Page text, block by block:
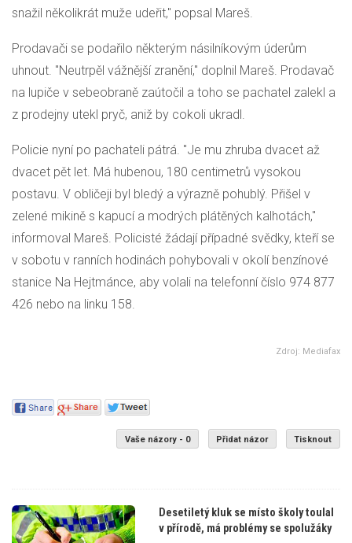
snažil několikrát muže udeřit," popsal Mareš.
Prodavači se podařilo některým násilníkovým úderům
uhnout. "Neutrpěl vážnější zranění," doplnil Mareš. Prodavač
na lupiče v sebeobraně zaútočil a toho se pachatel zalekl a
z prodejny utekl pryč, aniž by cokoli ukradl.
Policie nyní po pachateli pátrá. "Je mu zhruba dvacet až
dvacet pět let. Má hubenou, 180 centimetrů vysokou
postavu. V obličeji byl bledý a výrazně pohublý. Přišel v
zelené mikině s kapucí a modrých plátěných kalhotách,"
informoval Mareš. Policisté žádají případné svědky, kteří se
v sobotu v ranních hodinách pohybovali v okolí benzínové
stanice Na Hejtmánce, aby volali na telefonní číslo 974 877
426 nebo na linku 158.
Zdroj: Mediafax
Vaše názory - 0 Přidat názor Tisknout
Desetiletý kluk se místo školy toulal
v přírodě, má problémy se spolužáky